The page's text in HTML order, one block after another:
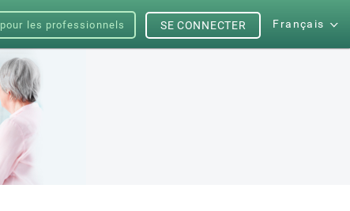
les professionnels Français
SE CONNECTER